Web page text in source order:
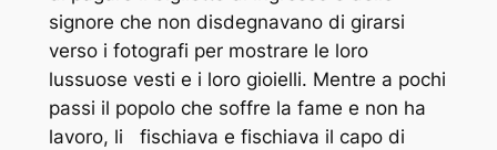
signore che non disdegnavano di girarsi
verso i fotografi per mostrare le loro
lussuose vesti e i loro gioielli. Mentre a pochi
passi il popolo che soffre la fame e non ha
lavoro, li fischiava e fischiava il capo di